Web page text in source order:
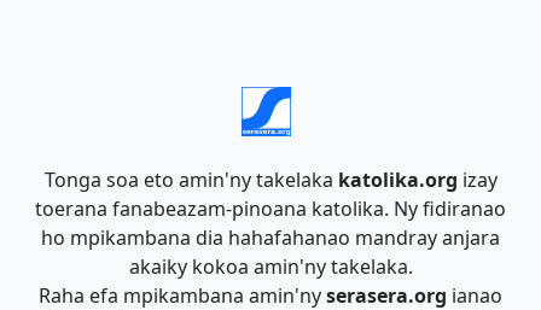
Tonga soa eto amin'ny takelaka katolika.org izay
toerana fanabeazam-pinoana katolika. Ny fidiranao
ho mpikambana dia hahafahanao mandray anjara
akaiky kokoa amin'ny takelaka.
Raha efa mpikambana amin'nyserasera.org ianao